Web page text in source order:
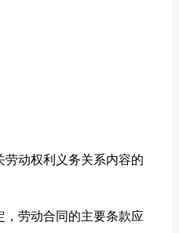
动权利义务关系内容的
，劳动合同的主要条款应